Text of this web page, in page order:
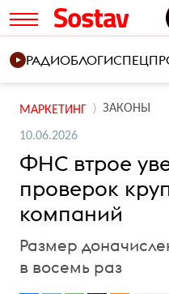
РАДИОБЛОГИ
МАРКЕТИНГ ЗАКОНЫ
10.06.2026
ФНС втрое
проверок
компаний
Размер
в восемь раз